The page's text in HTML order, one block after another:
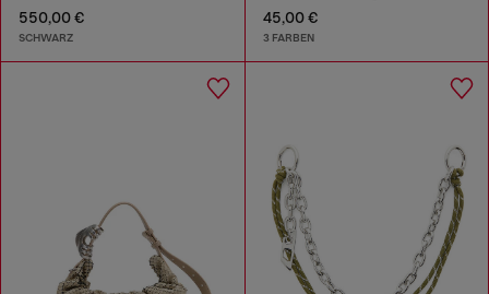
550,00 €
SCHWARZ
45,00 €
3 FARBEN